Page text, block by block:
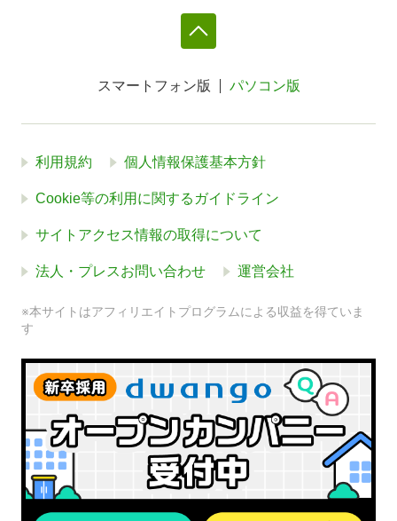
スマートフォン版 パソコン版
利用規約 個人情報保護基本方針
Cookie等の利用に関するガイドライン
サイトアクセス情報の取得について
法人・プレスお問い合わせ 運営会社
※本サイトはアフィリエイトプログラムによる収益を得ていま
す